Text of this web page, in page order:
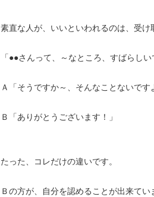
素直な人が、いいといわれるのは、受け
「●●さんって、～なところ、すばらしい
Ａ「そうですか～、そんなことないです
Ｂ「ありがとうございます！」
たった、コレだけの違いです。
Ｂの方が、自分を認めることが出来てい